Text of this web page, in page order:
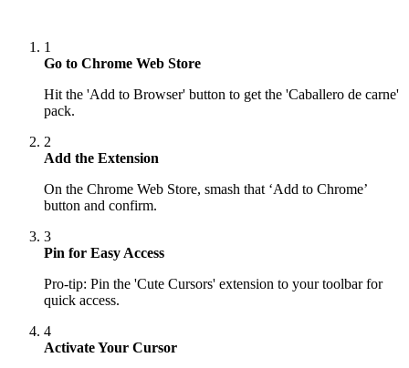
1
Go to Chrome Web Store
Hit the 'Add to Browser' button to get the 'Caballero de carne'
pack.
2
Add the Extension
On the Chrome Web Store, smash that ‘Add to Chrome’
button and confirm.
3
Pin for Easy Access
Pro-tip: Pin the 'Cute Cursors' extension to your toolbar for
quick access.
4
Activate Your Cursor